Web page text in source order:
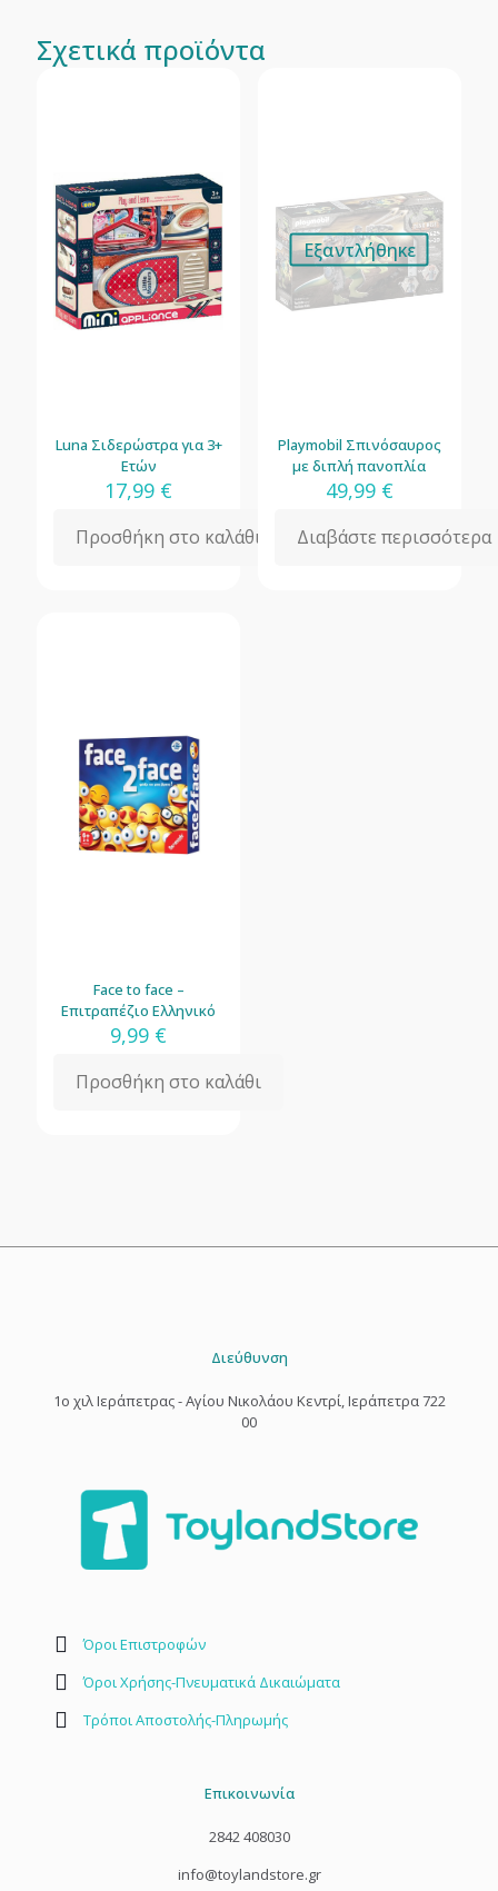
Σχετικά προϊόντα
Luna Σιδερώστρα για 3+
Ετών
17,99 €
Προσθήκη στο καλάθι
Εξαντλήθηκε
Playmobil Σπινόσαυρος
με διπλή πανοπλία
49,99 €
Διαβάστε περισσότερα
Face to face –
Επιτραπέζιο Ελληνικό
9,99 €
Προσθήκη στο καλάθι
Διεύθυνση
1o χιλ Ιεράπετρας - Αγίου Νικολάου Κεντρί, Ιεράπετρα 722
00
Όροι Επιστροφών
Όροι Χρήσης-Πνευματικά Δικαιώματα
Τρόποι Αποστολής-Πληρωμής
Επικοινωνία
2842 408030
info@toylandstore.gr